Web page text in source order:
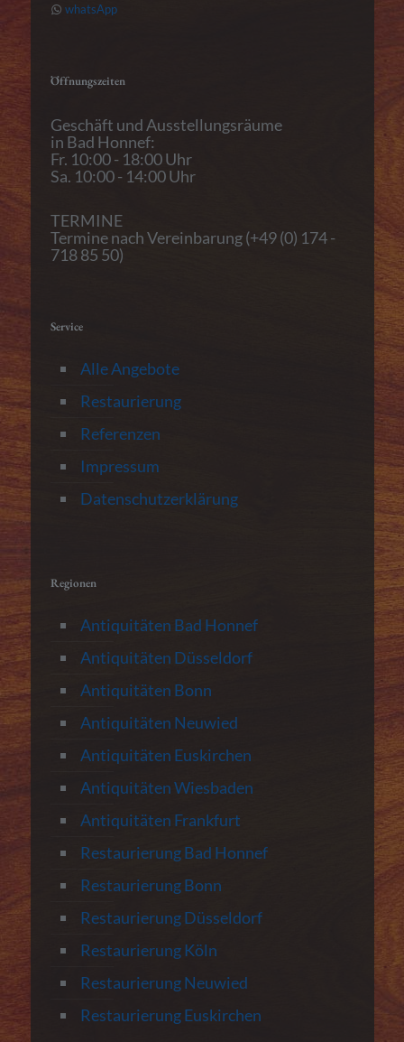
whatsApp
Öffnungszeiten
Geschäft und Ausstellungsräume
in Bad Honnef:
Fr. 10:00 - 18:00 Uhr
Sa. 10:00 - 14:00 Uhr
TERMINE
Termine nach Vereinbarung (+49 (0) 174 -
718 85 50)
Service
Alle Angebote
Restaurierung
Referenzen
Impressum
Datenschutzerklärung
Regionen
Antiquitäten Bad Honnef
Antiquitäten Düsseldorf
Antiquitäten Bonn
Antiquitäten Neuwied
Antiquitäten Euskirchen
Antiquitäten Wiesbaden
Antiquitäten Frankfurt
Restaurierung Bad Honnef
Restaurierung Bonn
Restaurierung Düsseldorf
Restaurierung Köln
Restaurierung Neuwied
Restaurierung Euskirchen